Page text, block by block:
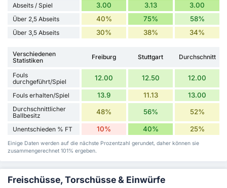
Abseits / Spiel
3.00 3.13 3.00
Über 2,5 Abseits 40% 75% 58%
Über 3,5 Abseits 30% 38% 34%
Verschiedenen
Statistiken
Freiburg Stuttgart Durchschnitt
Fouls
durchgeführt/Spiel
12.00 12.50 12.00
Fouls erhalten/Spiel 13.9 11.13 13.00
Durchschnittlicher
Ballbesitz
48% 56% 52%
Unentschieden % FT 10% 40% 25%
Einige Daten werden auf die nächste Prozentzahl gerundet, daher können sie
zusammengerechnet 101% ergeben.
Freischüsse, Torschüsse & Einwürfe